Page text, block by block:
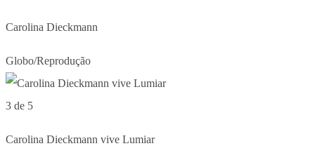
Carolina Dieckmann
Globo/Reprodução
3 de 5
Carolina Dieckmann vive Lumiar